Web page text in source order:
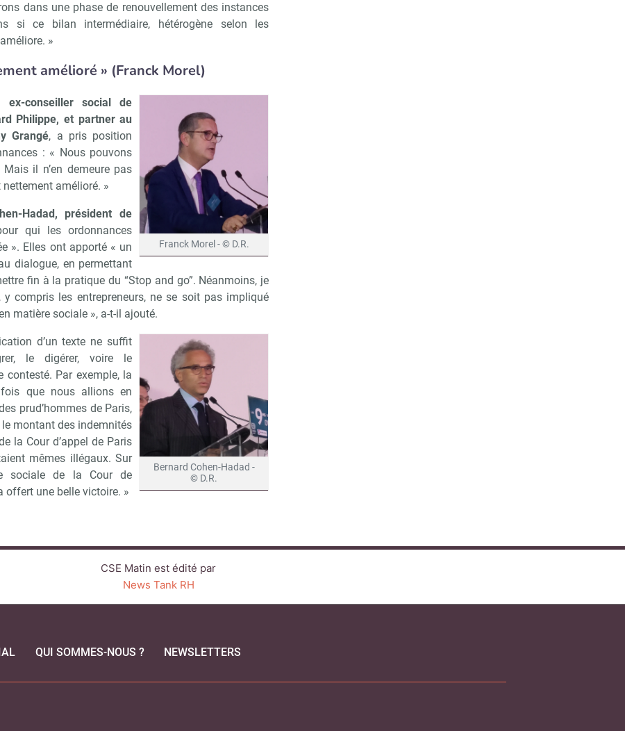
dans une phase de renouvellement des instances
si ce bilan intermédiaire, hétérogène selon les
»
amélioré » (Franck Morel)
Franck Morel - © D.R.
ex-conseiller social de
Philippe, et partner au
Grangé, a pris position
: « Nous pouvons
il n’en demeure pas
amélioré. »
Hadad, président de
qui les ordonnances
». Elles ont apporté « un
dialogue, en permettant
fin à la pratique du “Stop and go”. Néanmoins, je
compris les entrepreneurs, ne se soit pas impliqué
matière sociale », a-t-il ajouté.
Bernard Cohen-Hadad -
© D.R.
d’un texte ne suffit
le digérer, voire le
contesté. Par exemple, la
que nous allions en
prud’hommes de Paris,
montant des indemnités
la Cour d’appel de Paris
mêmes illégaux. Sur
sociale de la Cour de
offert une belle victoire. »
CSE Matin est édité par
News Tank RH
QUI SOMMES-NOUS ? NEWSLETTERS